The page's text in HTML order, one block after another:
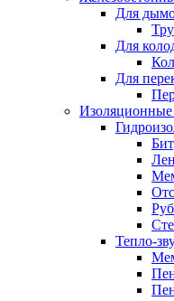
Для
Для
Для
Тепло-